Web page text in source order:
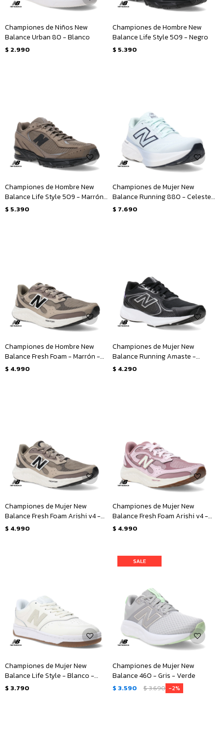
Championes de Niños New
Balance Urban 80 - Blanco
$ 2.990
Championes de Hombre New
Balance Life Style 509 - Negro
$ 5.390
Championes de Hombre New
Balance Life Style 509 - Marrón
- Negro
$ 5.390
Championes de Mujer New
Balance Running 880 - Celeste
- Azul Marino
$ 7.690
Championes de Hombre New
Balance Fresh Foam - Marrón -
Negro
$ 4.990
Championes de Mujer New
Balance Running Amaste -
Negro - Plata
$ 4.290
Championes de Mujer New
Balance Fresh Foam Arishi v4 -
Marrón - Negro
$ 4.990
Championes de Mujer New
Balance Fresh Foam Arishi v4 -
Rosado - Blanco
$ 4.990
Championes de Mujer New
Balance Life Style - Blanco -
Verde Claro
$ 3.790
Championes de Mujer New
Balance 460 - Gris - Verde
$ 3.590 $3.690 2